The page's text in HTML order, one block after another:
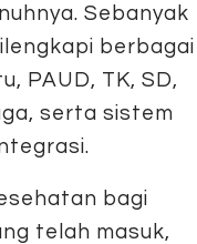
Sebanyak
berbagai
PAUD, TK, SD,
serta sistem
bagi
telah masuk,